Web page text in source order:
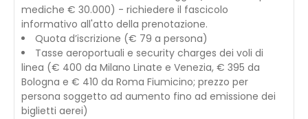
mediche € 30.000) - richiedere il fascicolo
informativo all'atto della prenotazione.
Quota d’iscrizione (€ 79 a persona)
Tasse aeroportuali e security charges dei voli di
linea (€ 400 da Milano Linate e Venezia, € 395 da
Bologna e € 410 da Roma Fiumicino; prezzo per
persona soggetto ad aumento fino ad emissione dei
biglietti aerei)